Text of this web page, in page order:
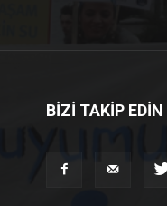
BİZİ TAKİP EDİN